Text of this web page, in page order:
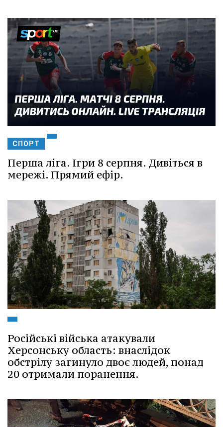
СПОРТ
Перша ліга. Ігри 8 серпня. Дивіться в
мережі. Прямий ефір.
Російські війська атакували
Херсонську область: внаслідок
обстрілу загинуло двоє людей, понад
20 отримали поранення.